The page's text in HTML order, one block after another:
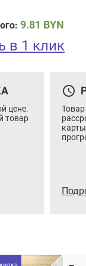
9.81 BYN
в 1 клик
цене.
товар
query_builder
Цена:
Кол-во:
Количество
Вагонка
0.202м2